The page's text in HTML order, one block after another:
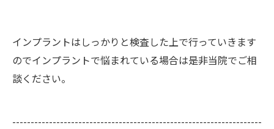
インプラントはしっかりと検査した上で行っていきます
のでインプラントで悩まれている場合は是非当院でご相
談ください。
--------------------------------------------------------------------